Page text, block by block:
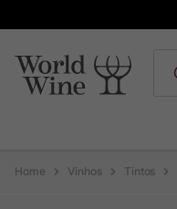
Vinhos Tintos
1º Maçanita